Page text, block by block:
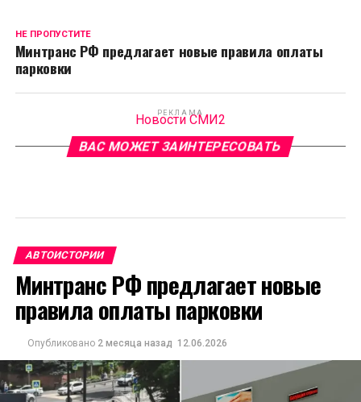
НЕ ПРОПУСТИТЕ
Минтранс РФ предлагает новые правила оплаты
парковки
РЕКЛАМА
Новости СМИ2
ВАС МОЖЕТ ЗАИНТЕРЕСОВАТЬ
АВТОИСТОРИИ
Минтранс РФ предлагает новые
правила оплаты парковки
Опубликовано 2 месяца назад 12.06.2026